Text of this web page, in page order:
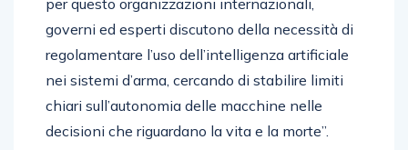
per questo organizzazioni internazionali,
governi ed esperti discutono della necessità di
regolamentare l’uso dell’intelligenza artificiale
nei sistemi d’arma, cercando di stabilire limiti
chiari sull’autonomia delle macchine nelle
decisioni che riguardano la vita e la morte”.